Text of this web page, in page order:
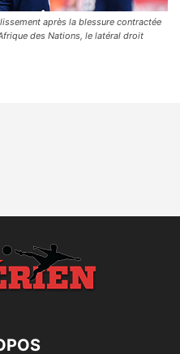
après la blessure contractée
des Nations, le latéral droit